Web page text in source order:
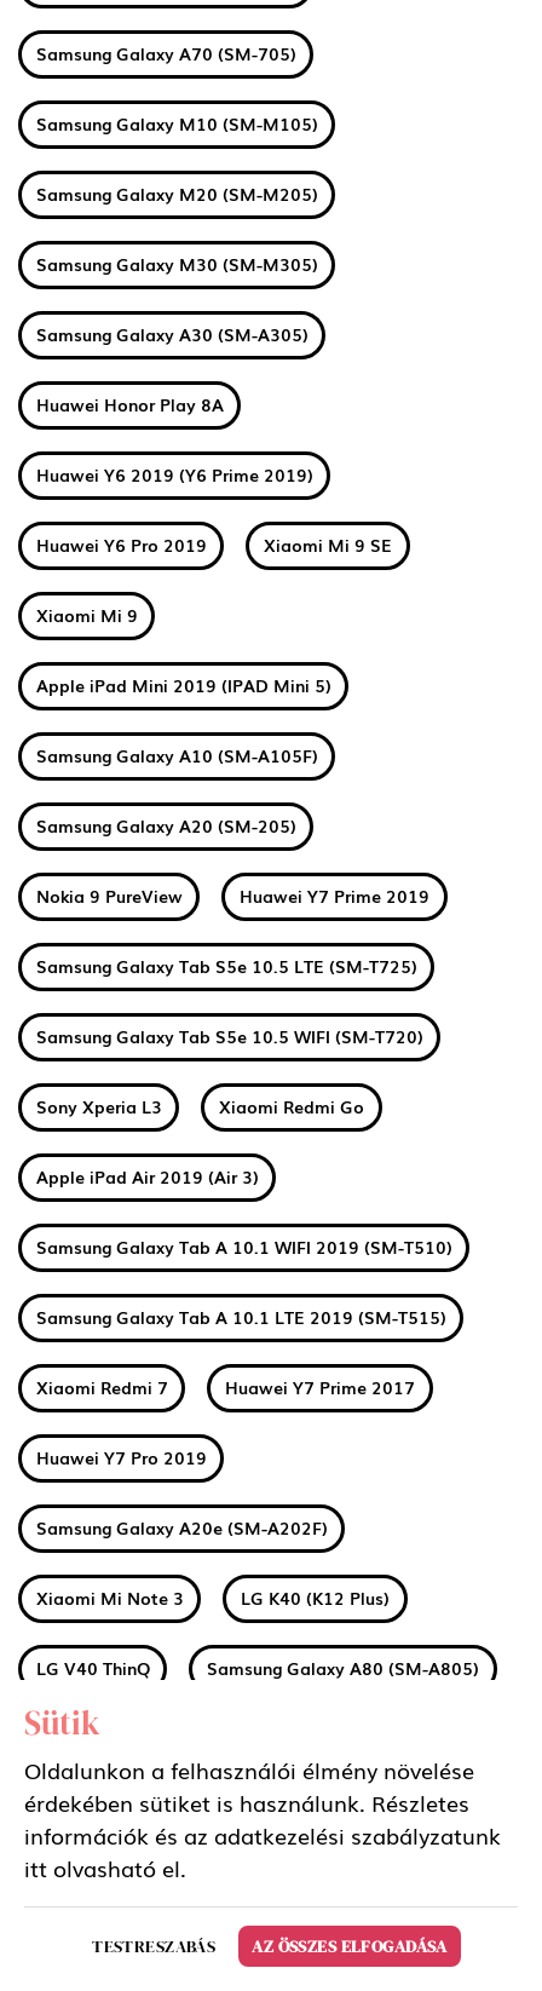
Samsung Galaxy A70 (SM-705)
Samsung Galaxy M10 (SM-M105)
Samsung Galaxy M20 (SM-M205)
Samsung Galaxy M30 (SM-M305)
Samsung Galaxy A30 (SM-A305)
Huawei Honor Play 8A
Huawei Y6 2019 (Y6 Prime 2019)
Huawei Y6 Pro 2019 Xiaomi Mi 9 SE
Xiaomi Mi 9
Apple iPad Mini 2019 (IPAD Mini 5)
Samsung Galaxy A10 (SM-A105F)
Samsung Galaxy A20 (SM-205)
Nokia 9 PureView Huawei Y7 Prime 2019
Samsung Galaxy Tab S5e 10.5 LTE (SM-T725)
Samsung Galaxy Tab S5e 10.5 WIFI (SM-T720)
Sony Xperia L3 Xiaomi Redmi Go
Apple iPad Air 2019 (Air 3)
Samsung Galaxy Tab A 10.1 WIFI 2019 (SM-T510)
Samsung Galaxy Tab A 10.1 LTE 2019 (SM-T515)
Xiaomi Redmi 7 Huawei Y7 Prime 2017
Huawei Y7 Pro 2019
Samsung Galaxy A20e (SM-A202F)
Xiaomi Mi Note 3 LG K40 (K12 Plus)
LG V40 ThinQ Samsung Galaxy A80 (SM-A805)
Huawei Honor 8S
Huawei P20 Lite 2019 Huawei P Smart Z
LG Q60 Sony Xperia 1
Xiaomi Redmi 7A Xiaomi Mi 9T
Sütik
Oldalunkon a felhasználói élmény növelése
érdekében sütiket is használunk. Részletes
információk és az adatkezelési szabályzatunk
itt olvasható el.
TESTRESZABÁS AZ ÖSSZES ELFOGADÁSA